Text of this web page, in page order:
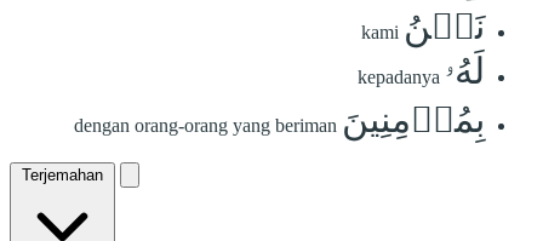
نَحۡنُ kami
لَهُۥ kepadanya
بِمُؤۡمِنِينَ dengan orang-orang yang beriman
Terjemahan